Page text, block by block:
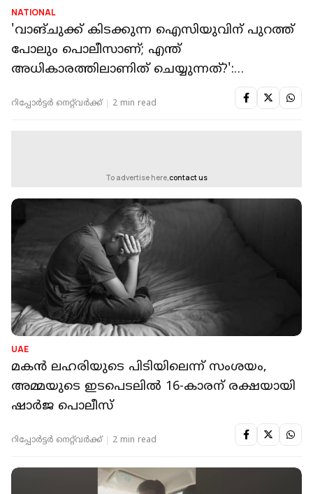
NATIONAL
'വാങ്ചുക്ക് കിടക്കുന്ന ഐസിയുവിന് പുറത്ത്
പോലും പൊലീസാണ്; എന്ത്
അധികാരത്തിലാണിത് ചെയ്യുന്നത്?':
റിപ്പോർട്ടർ നെറ്റ്‌വര്‍ക്ക്‌ 2 min read
To advertise here, contact us
UAE
മകൻ ലഹരിയുടെ പിടിയിലെന്ന് സംശയം,
അമ്മയുടെ ഇടപെടലിൽ 16-കാരന് രക്ഷയായി
ഷാർജ പൊലീസ്
റിപ്പോർട്ടർ നെറ്റ്‌വര്‍ക്ക്‌ 2 min read